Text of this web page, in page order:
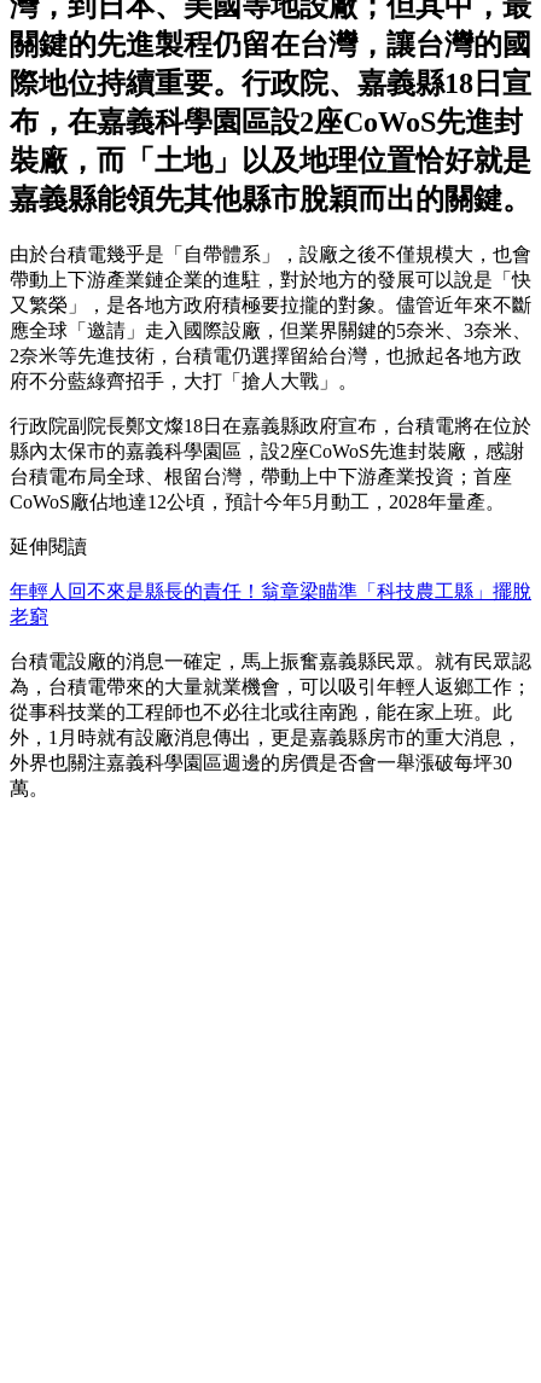
灣，到日本、美國等地設廠；但其中，最
關鍵的先進製程仍留在台灣，讓台灣的國
際地位持續重要。行政院、嘉義縣18日宣
布，在嘉義科學園區設2座CoWoS先進封
裝廠，而「土地」以及地理位置恰好就是
嘉義縣能領先其他縣市脫穎而出的關鍵。
由於台積電幾乎是「自帶體系」，設廠之後不僅規模大，也會
帶動上下游產業鏈企業的進駐，對於地方的發展可以說是「快
又繁榮」，是各地方政府積極要拉攏的對象。儘管近年來不斷
應全球「邀請」走入國際設廠，但業界關鍵的5奈米、3奈米、
2奈米等先進技術，台積電仍選擇留給台灣，也掀起各地方政
府不分藍綠齊招手，大打「搶人大戰」。
行政院副院長鄭文燦18日在嘉義縣政府宣布，台積電將在位於
縣內太保市的嘉義科學園區，設2座CoWoS先進封裝廠，感謝
台積電布局全球、根留台灣，帶動上中下游產業投資；首座
CoWoS廠佔地達12公頃，預計今年5月動工，2028年量產。
延伸閱讀
年輕人回不來是縣長的責任！翁章梁瞄準「科技農工縣」擺脫
老窮
台積電設廠的消息一確定，馬上振奮嘉義縣民眾。就有民眾認
為，台積電帶來的大量就業機會，可以吸引年輕人返鄉工作；
從事科技業的工程師也不必往北或往南跑，能在家上班。此
外，1月時就有設廠消息傳出，更是嘉義縣房市的重大消息，
外界也關注嘉義科學園區週邊的房價是否會一舉漲破每坪30
萬。